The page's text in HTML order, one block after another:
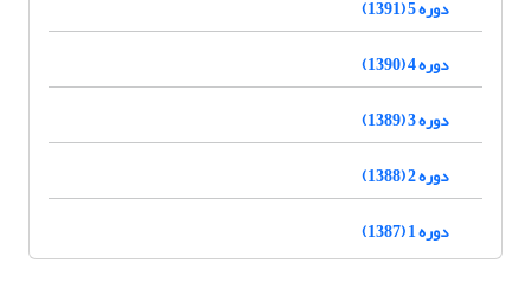
دوره 5 (1391)
دوره 4 (1390)
دوره 3 (1389)
دوره 2 (1388)
دوره 1 (1387)